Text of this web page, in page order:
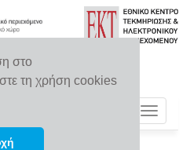
στο
τη χρήση cookies
Toggle